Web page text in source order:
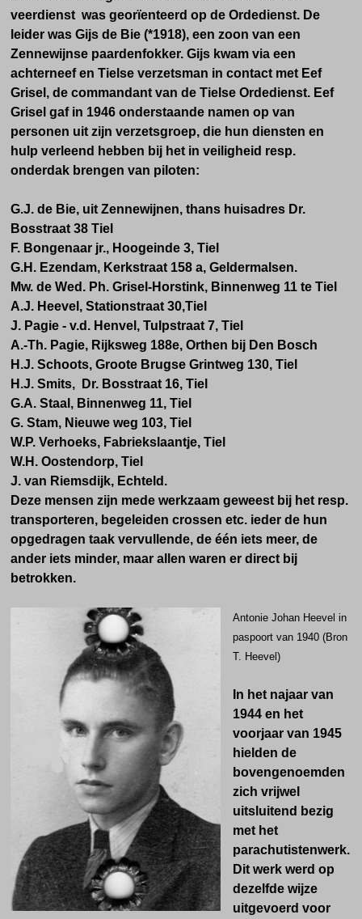
veerdienst was georïenteerd op de Ordedienst. De
leider was Gijs de Bie (*1918), een zoon van een
Zennewijnse paardenfokker. Gijs kwam via een
achterneef en Tielse verzetsman in contact met Eef
Grisel, de commandant van de Tielse Ordedienst. Eef
Grisel gaf in 1946 onderstaande namen op van
personen uit zijn verzetsgroep, die hun diensten en
hulp verleend hebben bij het in veiligheid resp.
onderdak brengen van piloten:
G.J. de Bie, uit Zennewijnen, thans huisadres Dr.
Bosstraat 38 Tiel
F. Bongenaar jr., Hoogeinde 3, Tiel
G.H. Ezendam, Kerkstraat 158 a, Geldermalsen.
Mw. de Wed. Ph. Grisel-Horstink, Binnenweg 11 te Tiel
A.J. Heevel, Stationstraat 30,Tiel
J. Pagie - v.d. Henvel, Tulpstraat 7, Tiel
A.-Th. Pagie, Rijksweg 188e, Orthen bij Den Bosch
H.J. Schoots, Groote Brugse Grintweg 130, Tiel
H.J. Smits, Dr. Bosstraat 16, Tiel
G.A. Staal, Binnenweg 11, Tiel
G. Stam, Nieuwe weg 103, Tiel
W.P. Verhoeks, Fabriekslaantje, Tiel
W.H. Oostendorp, Tiel
J. van Riemsdijk, Echteld.
Deze mensen zijn mede werkzaam geweest bij het resp.
transporteren, begeleiden crossen etc. ieder de hun
opgedragen taak vervullende, de één iets meer, de
ander iets minder, maar allen waren er direct bij
betrokken.
Antonie Johan Heevel in
paspoort van 1940 (Bron
T. Heevel)
In het najaar van
1944 en het
voorjaar van 1945
hielden de
bovengenoemden
zich vrijwel
uitsluitend bezig
met het
parachutistenwerk.
Dit werk werd op
dezelfde wijze
uitgevoerd voor